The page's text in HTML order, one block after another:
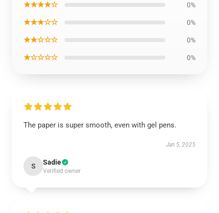
★★★★☆ 0%
★★★☆☆ 0%
★★☆☆☆ 0%
★☆☆☆☆ 0%
The paper is super smooth, even with gel pens.
Jan 5, 2025
S Sadie
Verified owner